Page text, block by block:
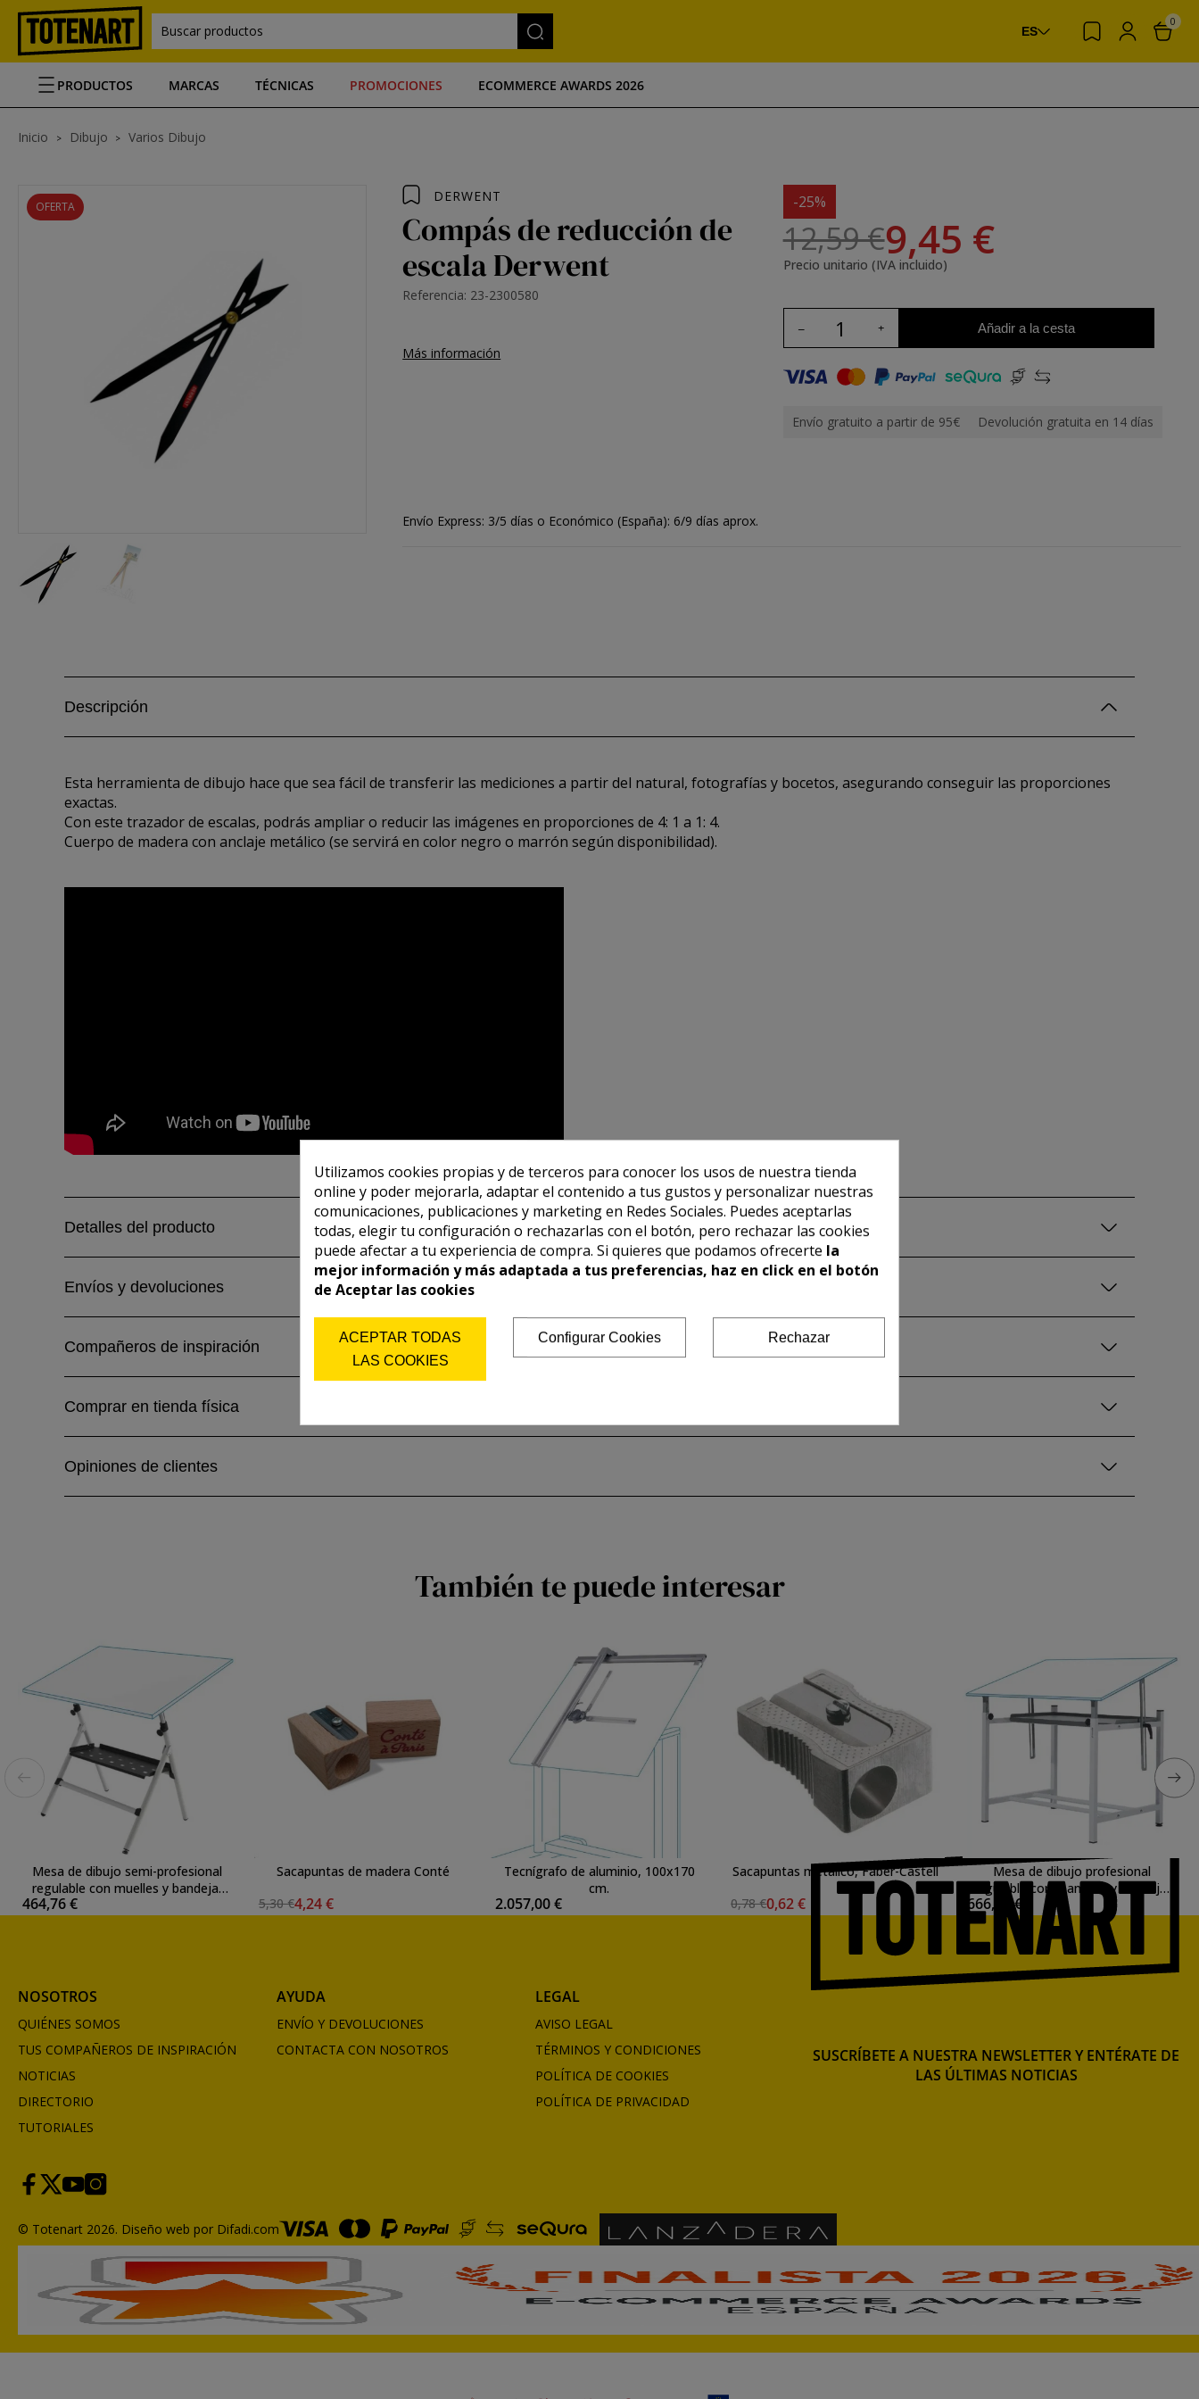
Buscar productos ES
0
PRODUCTOS MARCAS TÉCNICAS PROMOCIONES ECOMMERCE AWARDS 2026
Inicio Dibujo Varios Dibujo
OFERTA
DERWENT
Compás de reducción de
escala Derwent
Referencia: 23-2300580
Más información
-25%
12,59 €9,45 €
Precio unitario (IVA incluido)
Añadir a la cesta
Envío gratuito a partir de 95€ Devolución gratuita en 14 días
Envío Express: 3/5 días o Económico (España): 6/9 días aprox.
Descripción
Esta herramienta de dibujo hace que sea fácil de transferir las mediciones a partir del natural, fotografías y bocetos, asegurando conseguir las proporciones
exactas.
Con este trazador de escalas, podrás ampliar o reducir las imágenes en proporciones de 4: 1 a 1: 4.
Cuerpo de madera con anclaje metálico (se servirá en color negro o marrón según disponibilidad).
Detalles del producto
Envíos y devoluciones
Compañeros de inspiración
Comprar en tienda física
Opiniones de clientes
También te puede interesar
Mesa de dibujo semi-profesional
regulable con muelles y bandeja,
464,76 €
Sacapuntas de madera Conté
5,30 €4,24 €
Tecnígrafo de aluminio, 100x170
cm.
2.057,00 €
Sacapuntas metálico, Faber-Castell
0,78 €0,62 €
Mesa de dibujo profesional
regulable con manivela y bandeja,
80x120 cm.
666,83 €
NOSOTROS
QUIÉNES SOMOS
TUS COMPAÑEROS DE INSPIRACIÓN
NOTICIAS
DIRECTORIO
TUTORIALES
AYUDA
ENVÍO Y DEVOLUCIONES
CONTACTA CON NOSOTROS
LEGAL
AVISO LEGAL
TÉRMINOS Y CONDICIONES
POLÍTICA DE COOKIES
POLÍTICA DE PRIVACIDAD
SUSCRÍBETE A NUESTRA NEWSLETTER Y ENTÉRATE DE
LAS ÚLTIMAS NOTICIAS
© Totenart 2026. Diseño web por Difadi.com
Utilizamos cookies propias y de terceros para conocer los usos de nuestra tienda
online y poder mejorarla, adaptar el contenido a tus gustos y personalizar nuestras
comunicaciones, publicaciones y marketing en Redes Sociales. Puedes aceptarlas
todas, elegir tu configuración o rechazarlas con el botón, pero rechazar las cookies
puede afectar a tu experiencia de compra. Si quieres que podamos ofrecerte la
mejor información y más adaptada a tus preferencias, haz en click en el botón
de Aceptar las cookies
ACEPTAR TODAS
LAS COOKIES
Configurar Cookies Rechazar